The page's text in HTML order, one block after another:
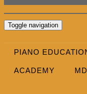
Toggle navigation
PIANO
ACADEMY MD